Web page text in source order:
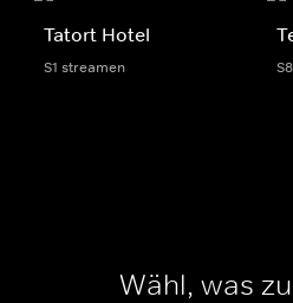
Tatort Hotel
S1 streamen
Wähl, was